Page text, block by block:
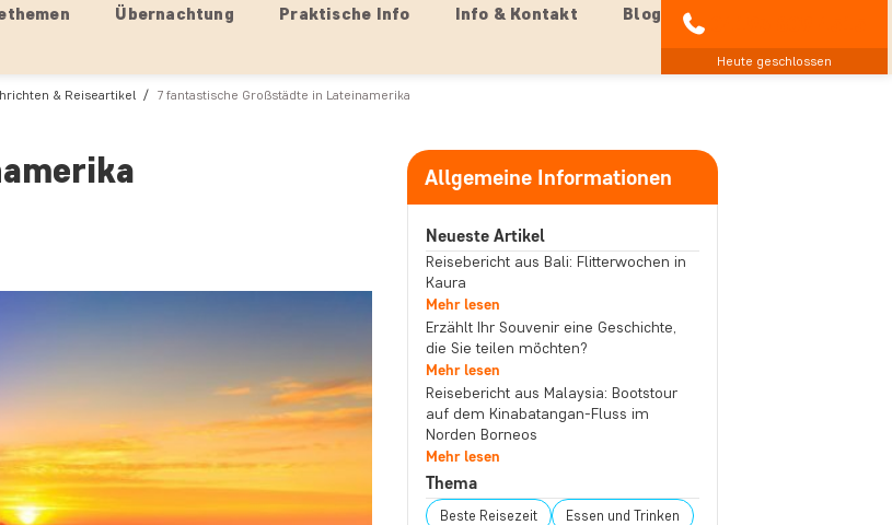
Übernachtung Praktische Info Info & Kontakt Blog
Heute geschlossen
& Reiseartikel 7 fantastische Großstädte in Lateinamerika
Allgemeine Informationen
Neueste Artikel
Reisebericht aus Bali: Flitterwochen in
Kaura
Mehr lesen
Erzählt Ihr Souvenir eine Geschichte,
die Sie teilen möchten?
Mehr lesen
Reisebericht aus Malaysia: Bootstour
auf dem Kinabatangan-Fluss im
Norden Borneos
Mehr lesen
Thema
Beste Reisezeit Essen und Trinken